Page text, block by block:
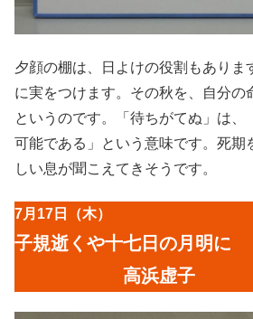
夕顔の棚は、日よけの役割もありま
に実をつけます。その秋を、自分の
というのです。「待ちがてぬ」は、
可能である」という意味です。死期
しい息が聞こえてきそうです。
7月17日（木）
子規逝くや十七日の月明に
高浜虚子